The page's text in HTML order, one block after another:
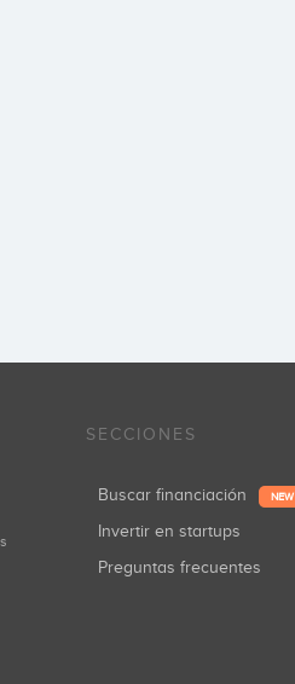
SECCIONES
Buscar financiación NEW
Invertir en startups
Preguntas frecuentes